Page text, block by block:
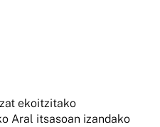
ekoitzitako
Aral itsasoan izandako